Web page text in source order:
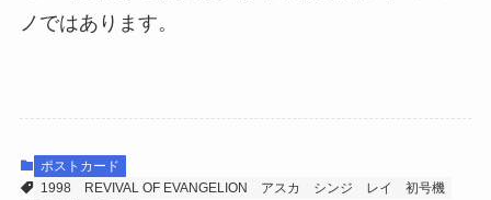
ノではあります。
ポストカード
1998
REVIVAL OF EVANGELION アスカ シンジ レイ
初号機